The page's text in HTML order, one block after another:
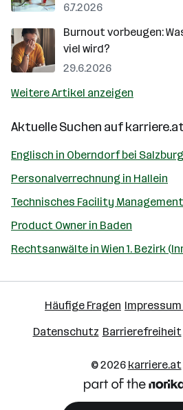
6.7.2026
Burnout vorbeugen:
viel wird?
29.6.2026
Weitere Artikel anzeigen
Aktuelle Suchen auf
Englisch in Oberndorf bei Salzburg
Personalverrechnung in Hallein
Technisches Facility Management
Product Owner in Baden
Rechtsanwälte in Wien 1. Bezirk
Häufige Fragen
Datenschutz Barrierefreiheit
© 2026 karriere.at